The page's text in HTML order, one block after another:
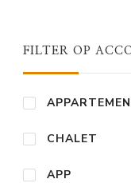
FILTER OP
CHALET
APP